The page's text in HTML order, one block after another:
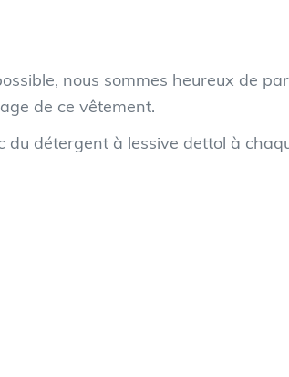
nous sommes heureux de
de ce vêtement.
détergent à lessive dettol à